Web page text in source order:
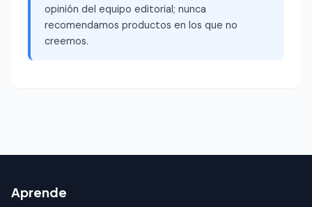
opinión del equipo editorial; nunca
recomendamos productos en los que no
creemos.
Aprende